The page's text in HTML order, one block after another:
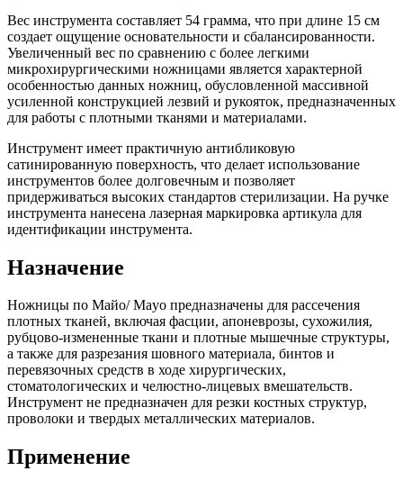
Вес инструмента составляет 54 грамма, что при длине 15 см
создает ощущение основательности и сбалансированности.
Увеличенный вес по сравнению с более легкими
микрохирургическими ножницами является характерной
особенностью данных ножниц, обусловленной массивной
усиленной конструкцией лезвий и рукояток, предназначенных
для работы с плотными тканями и материалами.
Инструмент имеет практичную антибликовую
сатинированную поверхность, что делает использование
инструментов более долговечным и позволяет
придерживаться высоких стандартов стерилизации. На ручке
инструмента нанесена лазерная маркировка артикула для
идентификации инструмента.
Назначение
Ножницы по Майо/ Mayo предназначены для рассечения
плотных тканей, включая фасции, апоневрозы, сухожилия,
рубцово-измененные ткани и плотные мышечные структуры,
а также для разрезания шовного материала, бинтов и
перевязочных средств в ходе хирургических,
стоматологических и челюстно-лицевых вмешательств.
Инструмент не предназначен для резки костных структур,
проволоки и твердых металлических материалов.
Применение